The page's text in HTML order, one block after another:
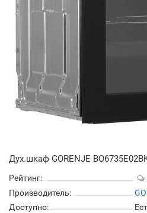
Дух.шкаф GORENJE
Рейтинг:
Производитель:
Доступно: